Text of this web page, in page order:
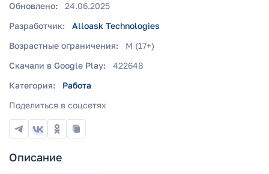
Обновлено:
24.06.2025
Разработчик:
Alloask Technologies
Возрастные ограничения:
M (17+)
Скачали в Google Play:
422648
Категория:
Работа
Поделиться в соцсетях
Описание